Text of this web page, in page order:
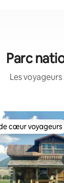
Parc
Les
cœur voyageurs
cœur voyageurs